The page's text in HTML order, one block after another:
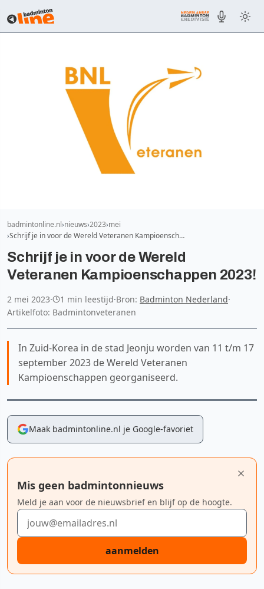
badmintonline.nl nieuws 2023 mei
Schrijf je in voor de Wereld Veteranen Kampioensch…
Schrijf je in voor de Wereld
Veteranen Kampioenschappen 2023!
2 mei 2023· 1 min leestijd·Bron: Badminton Nederland·
Artikelfoto: Badmintonveteranen
In Zuid-Korea in de stad Jeonju worden van 11 t/m 17
september 2023 de Wereld Veteranen
Kampioenschappen georganiseerd.
Maak badmintonline.nl je Google-favoriet
Mis geen badmintonnieuws
Meld je aan voor de nieuwsbrief en blijf op de hoogte.
E-mailadres
aanmelden